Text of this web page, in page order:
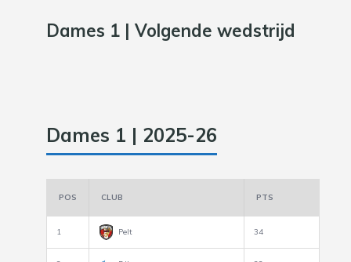
Dames 1 | Volgende wedstrijd
Dames 1 | 2025-26
POS CLUB PTS
1 Pelt 34